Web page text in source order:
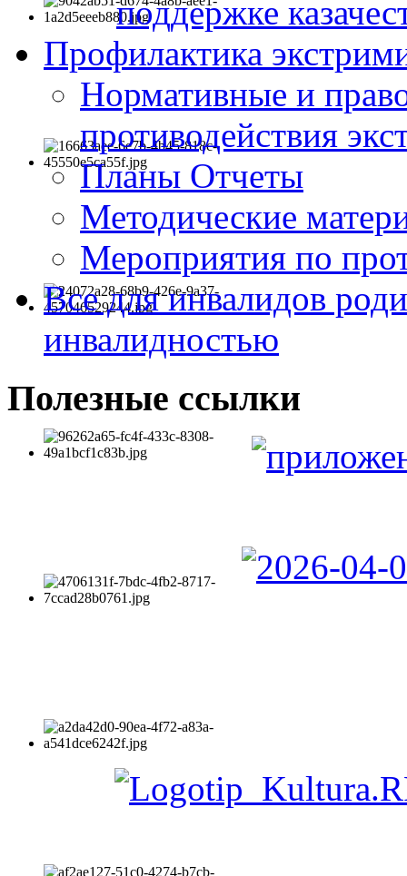
поддержке
Профилактика
Нормативные и
противодействия
Планы Отчеты
Методические
Мероприятия по
Все для инвалидов
инвалидностью
Полезные ссылки